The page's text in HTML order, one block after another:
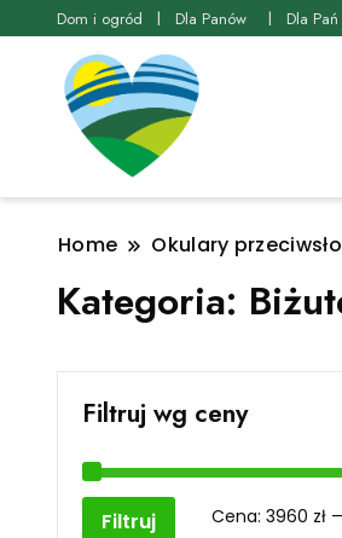
Dom i ogród Dla Panów Dla Pań
Home Okulary
Kategoria:
Filtruj wg ceny
Filtruj Cena: 3960 zł